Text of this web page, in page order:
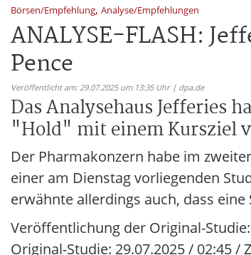
Börsen/Empfehlung, Analyse/Empfehlungen
ANALYSE-FLASH:
Pence
Veröffentlicht am: 29.07.2025 um 13:35 Uhr | dpa.de
Das Analysehaus Jefferies
"Hold" mit einem Kursziel
Der Pharmakonzern habe im
einer am Dienstag vorliegenden
erwähnte allerdings auch, dass
Veröffentlichung der Original-
Original-Studie: 29.07.2025 / 02:45